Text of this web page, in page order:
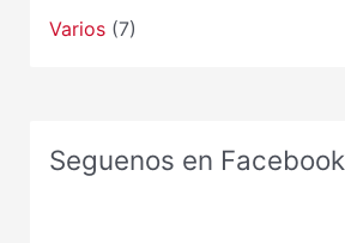
Varios(7)
Seguenos en Facebook